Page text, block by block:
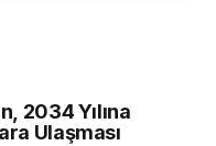
2034 Yılına
Ulaşması